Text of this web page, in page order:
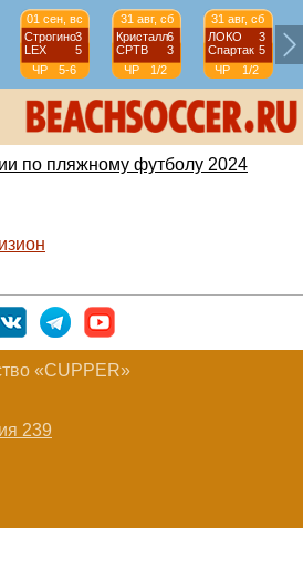
01 сен, вс
Строгино3
LEX
5
ЧР
5-6
31 авг, сб
Кристалл6
СРТВ
3
ЧР
1/2
31 авг, сб
ЛОКО
3
Спартак 5
ЧР
1/2
по пляжному футболу 2024
«CUPPER»
239